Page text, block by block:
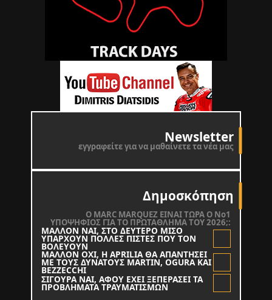
Newsletter
εγγραφείτε για να μαθαίνετε τα νέα μας
Δημοσκόπηση
O MARC MARQUEZ ΕΙΝΑΙ ΤΩΡΑ Ο Νο1
ΥΠΟΨΗΦΙΟΣ ΓΙΑ ΤΟ ΠΡΩΤΑΘΛΗΜΑ ΤΟΥ 2026;:
ΜΑΛΛΟΝ ΝΑΙ, ΣΤΟ ΔΕΥΤΕΡΟ ΜΙΣΟ
ΥΠΑΡΧΟΥΝ ΠΟΛΛΕΣ ΠΙΣΤΕΣ ΠΟΥ ΤΟΝ
ΒΟΛΕΥΟΥΝ
ΜΑΛΛΟΝ ΟΧΙ, Η APRILIA ΘΑ ΑΠΑΝΤΗΣΕΙ
ΜΕ ΤΟΥΣ ΔΥΝΑΤΟΥΣ MARTIN, OGURA KAI
BEZZECCHI
ΣΙΓΟΥΡΑ ΝΑΙ, ΑΦΟΥ ΕΧΕΙ ΞΕΠΕΡΑΣΕΙ ΤΑ
ΠΡΟΒΛΗΜΑΤΑ ΤΡΑΥΜΑΤΙΣΜΩΝ